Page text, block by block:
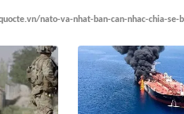
nato-va-nhat-ban-can-nhac-chia-se-